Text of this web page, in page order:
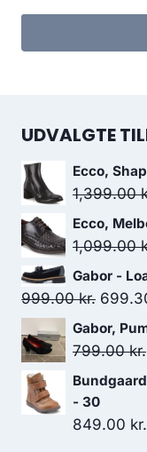
UDVALGTE
Ecco,
1,399.00
Ecco,
1,099.00
Gabor -
999.00kr. Den
pris
Gabor,
799.00kr.
- 30
849.00 kr.